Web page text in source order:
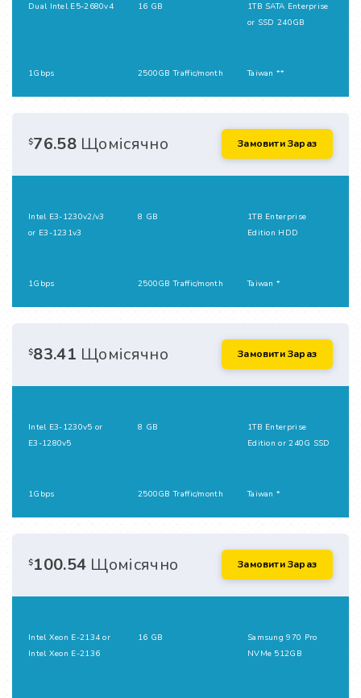
Dual Intel E5-2680v4 16 GB
1TB SATA Enterprise
or SSD 240GB
1Gbps 2500GB Traffic/month Taiwan **
$76.58 Щомісячно Замовити Зараз
Intel E3-1230v2/v3
or E3-1231v3
8 GB
1TB Enterprise
Edition HDD
1Gbps 2500GB Traffic/month Taiwan *
$83.41 Щомісячно Замовити Зараз
Intel E3-1230v5 or
E3-1280v5
8 GB
1TB Enterprise
Edition or 240G SSD
1Gbps 2500GB Traffic/month Taiwan *
$100.54 Щомісячно Замовити Зараз
Intel Xeon E-2134 or
Intel Xeon E-2136
16 GB
Samsung 970 Pro
NVMe 512GB